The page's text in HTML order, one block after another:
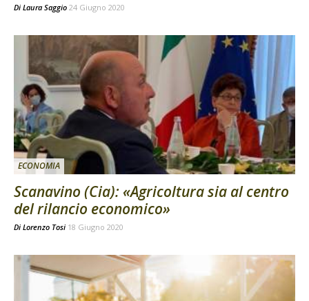
Di Laura Saggio 24 Giugno 2020
ECONOMIA
Scanavino (Cia): «Agricoltura sia al centro
del rilancio economico»
Di Lorenzo Tosi 18 Giugno 2020